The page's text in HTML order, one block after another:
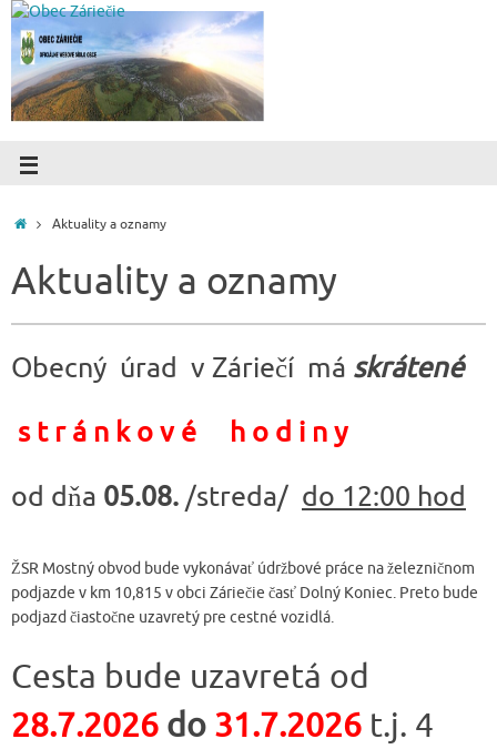
Aktuality a oznamy
Aktuality a oznamy
Obecný úrad v Záriečí má skrátené
s t r á n k o v é h o d i n y
od dňa 05.08. /streda/ do 12:00 hod
ŽSR Mostný obvod bude vykonávať údržbové práce na železničnom
podjazde v km 10,815 v obci Záriečie časť Dolný Koniec. Preto bude
podjazd čiastočne uzavretý pre cestné vozidlá.
Cesta bude uzavretá od
28.7.2026 do 31.7.2026 t.j. 4